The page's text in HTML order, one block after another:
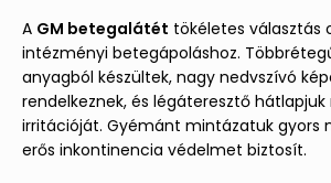
A GM betegalátét tökéletes választás
intézményi betegápoláshoz.
anyagból készültek, nagy nedvszívó
rendelkeznek, és légáteresztő
irritációját. Gyémánt mintázatuk gyors
erős inkontinencia védelmet biztosít.